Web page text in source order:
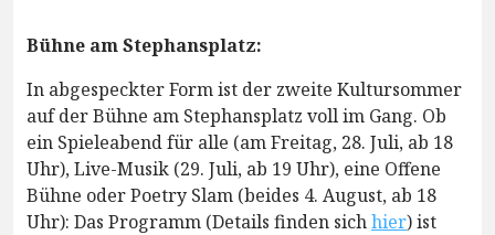
Bühne am Stephansplatz:
In abgespeckter Form ist der zweite Kultursommer
auf der Bühne am Stephansplatz voll im Gang. Ob
ein Spieleabend für alle (am Freitag, 28. Juli, ab 18
Uhr), Live-Musik (29. Juli, ab 19 Uhr), eine Offene
Bühne oder Poetry Slam (beides 4. August, ab 18
Uhr): Das Programm (Details finden sichhier) ist